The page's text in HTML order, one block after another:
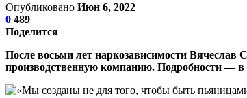
Опубликовано Июн 6, 2022
0 489
Поделится
После восьми лет наркозависимости Вячеслав
производственную компанию. Подробности — в